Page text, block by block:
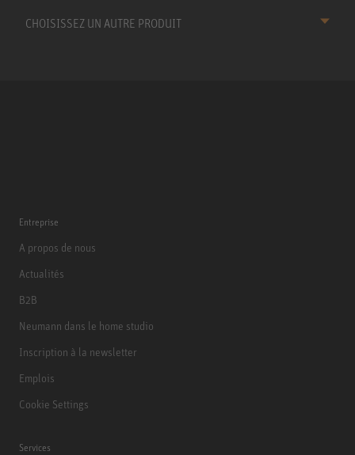
CHOISISSEZ UN AUTRE PRODUIT
Entreprise
A propos de nous
Actualités
B2B
Neumann dans le home studio
Inscription à la newsletter
Emplois
Cookie Settings
Services